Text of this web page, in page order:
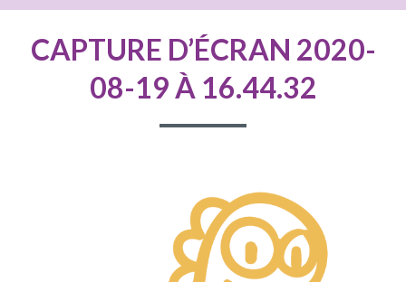
D'ARIANE
CAPTURE D’ÉCRAN 2020-
08-19 À 16.44.32